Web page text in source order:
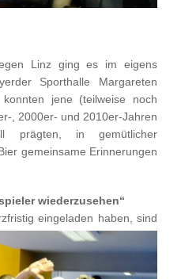
Linz ging es im eigens
Sporthalle Margareten
jene (teilweise noch
, 2000er- und 2010er-Jahren
prägten, in gemütlicher
gemeinsame Erinnerungen
wiederzusehen“
eingeladen haben, sind